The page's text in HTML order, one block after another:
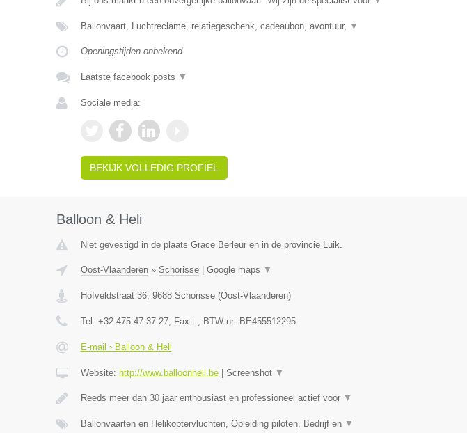
Ballonvaart, Luchtreclame, relatiegeschenk, cadeaubon, avontuur, ▼
Openingstijden onbekend
Laatste facebook posts ▼
Sociale media:
BEKIJK VOLLEDIG PROFIEL
Balloon & Heli
Niet gevestigd in de plaats Grace Berleur en in de provincie Luik.
Oost-Vlaanderen» Schorisse| Google maps ▼
Hofveldstraat 36, 9688 Schorisse(Oost-Vlaanderen)
Tel: +32 475 47 37 27, Fax: -, BTW-nr: BE455512295
E-mail › Balloon & Heli
Website: http://www.balloonheli.be| Screenshot ▼
Reeds meer dan 30 jaar enthousiast en professioneel actief voor ▼
Ballonvaarten en Helikoptervluchten, Opleiding piloten, Bedrijf en ▼